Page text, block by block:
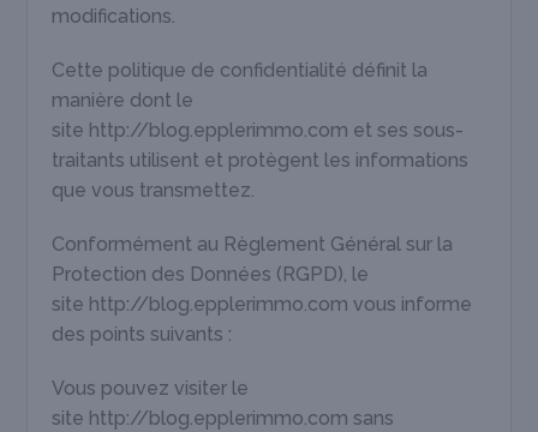
modifications.
Cette politique de confidentialité définit la
manière dont le
site http://blog.epplerimmo.com et ses sous-
traitants utilisent et protègent les informations
que vous transmettez.
Conformément au Règlement Général sur la
Protection des Données (RGPD), le
site http://blog.epplerimmo.com vous informe
des points suivants :
Vous pouvez visiter le
site http://blog.epplerimmo.com sans